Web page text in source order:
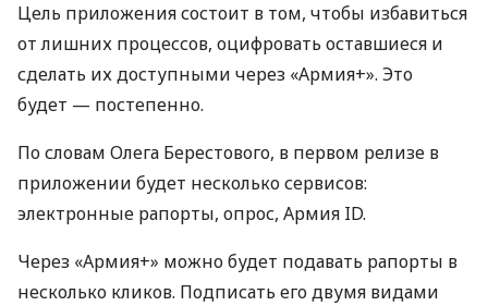
Цель приложения состоит в том, чтобы избавиться
от лишних процессов, оцифровать оставшиеся и
сделать их доступными через «Армия+». Это
будет — постепенно.
По словам Олега Берестового, в первом релизе в
приложении будет несколько сервисов:
электронные рапорты, опрос, Армия ID.
Через «Армия+» можно будет подавать рапорты в
несколько кликов. Подписать его двумя видами